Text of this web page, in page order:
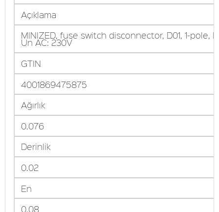
Açıklama
MINIZED, fuse switch disconnector, D01, 1-pole,
Un AC: 230V
GTIN
4001869475875
Ağırlık
0.076
Derinlik
0.02
En
0.08